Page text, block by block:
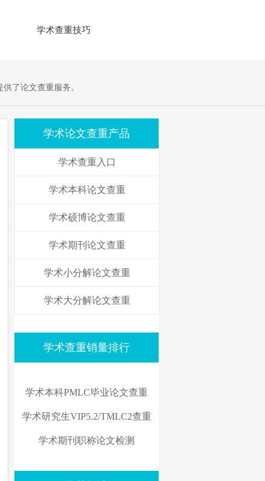
学术查重技巧
了论文查重服务。
学术论文查重产品
学术查重入口
学术本科论文查重
学术硕博论文查重
学术期刊论文查重
学术小分解论文查重
学术大分解论文查重
学术查重销量排行
学术本科PMLC毕业论文查重
学术研究生VIP5.2/TMLC2查重
学术期刊职称论文检测